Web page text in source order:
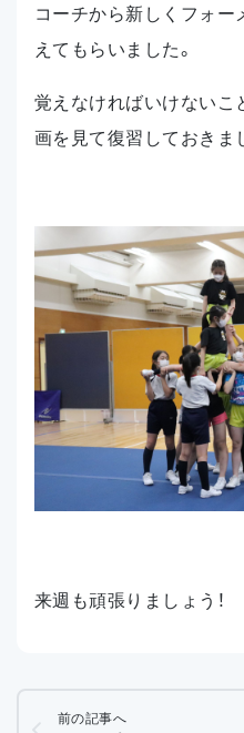
コーチから新しくフォ
えてもらいました。
覚えなければいけないこ
画を見て復習しておきま
来週も頑張りましょう！
前の記事へ